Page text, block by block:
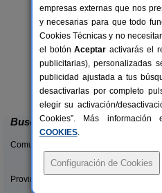
Las Casas de La
Robledo de Chavela
Buscar
Comunidades:
Provincias/Islas:
empresas externas que nos
y necesarias para que todo
Cookies Técnicas y no
el botónAceptar activarás el
publicitarias), personalizadas
publicidad ajustada a tus
desactivarlas por completo
elegir su activación/
Cookies”. Más información
COOKIES.